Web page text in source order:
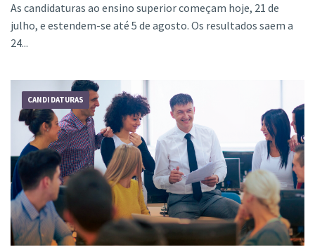
As candidaturas ao ensino superior começam hoje, 21 de
julho, e estendem-se até 5 de agosto. Os resultados saem a
24...
CANDIDATURAS